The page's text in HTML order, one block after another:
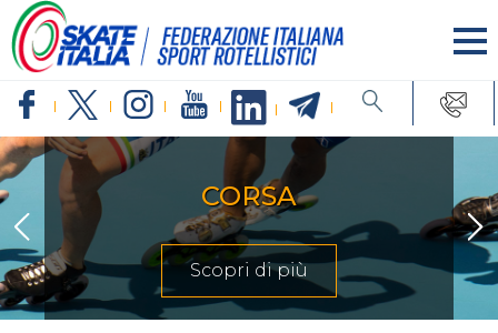
CORSA
Scopri di più